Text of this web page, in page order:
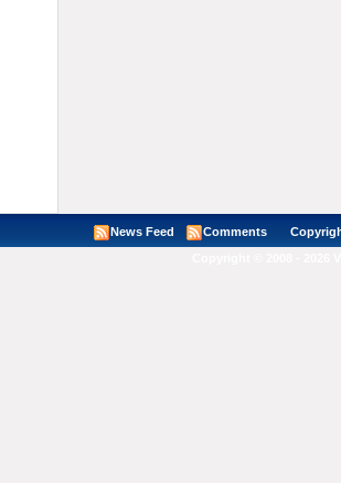
News Feed Comments Copyright